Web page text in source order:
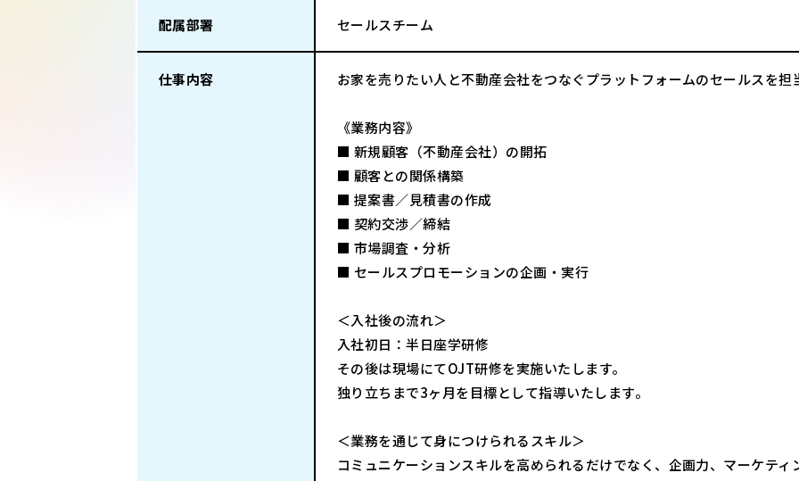
配属部署 セールスチーム
仕事内容 お家を売りたい人と不動産会社をつなぐプラットフォームのセールスを担
《業務内容》
■ 新規顧客（不動産会社）の開拓
■ 顧客との関係構築
■ 提案書／見積書の作成
■ 契約交渉／締結
■ 市場調査・分析
■ セールスプロモーションの企画・実行
＜入社後の流れ＞
入社初日：半日座学研修
その後は現場にてOJT研修を実施いたします。
独り立ちまで3ヶ月を目標として指導いたします。
＜業務を通じて身につけられるスキル＞
コミュニケーションスキルを高められるだけでなく、企画力、マーケティ